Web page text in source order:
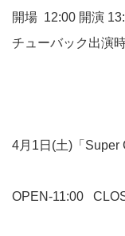
開場 12:00 開演
チューバック出演
4月1日(土)「Super
OPEN-11:00